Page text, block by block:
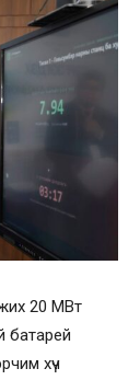
20 МВт
батарей
хүч